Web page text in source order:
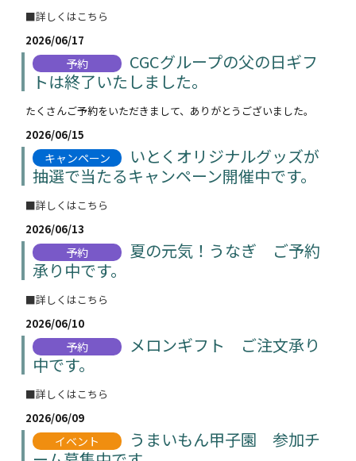
■詳しくはこちら
2026/06/17
予約
CGCグループの父の日ギフ
トは終了いたしました。
たくさんご予約をいただきまして、ありがとうございました。
2026/06/15
キャンペーン
いとくオリジナルグッズが
抽選で当たるキャンペーン開催中です。
■詳しくはこちら
2026/06/13
予約
夏の元気！うなぎ ご予約
承り中です。
■詳しくはこちら
2026/06/10
予約
メロンギフト ご注文承り
中です。
■詳しくはこちら
2026/06/09
イベント
うまいもん甲子園 参加チ